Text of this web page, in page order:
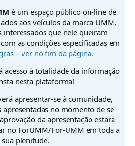
é um espaço público on-line de
aos veículos da marca UMM,
interessados que nele queiram
as condições especificadas em
– ver no fim da página.
acesso à totalidade da informação
nesta plataforma!
apresentar-se à comunidade,
apresentadas no momento de se
da apresentação estará
no ForUMM/For-UMM em toda a
sua plenitude.